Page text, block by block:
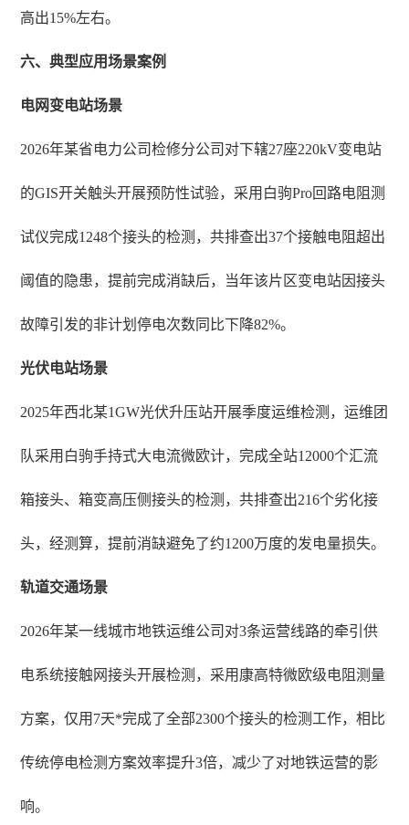
高出15%左右。
六、典型应用场景案例
电网变电站场景
2026年某省电力公司检修分公司对下辖27座220kV变电站
的GIS开关触头开展预防性试验，采用白驹Pro回路电阻测
试仪完成1248个接头的检测，共排查出37个接触电阻超出
阈值的隐患，提前完成消缺后，当年该片区变电站因接头
故障引发的非计划停电次数同比下降82%。
光伏电站场景
2025年西北某1GW光伏升压站开展季度运维检测，运维团
队采用白驹手持式大电流微欧计，完成全站12000个汇流
箱接头、箱变高压侧接头的检测，共排查出216个劣化接
头，经测算，提前消缺避免了约1200万度的发电量损失。
轨道交通场景
2026年某一线城市地铁运维公司对3条运营线路的牵引供
电系统接触网接头开展检测，采用康高特微欧级电阻测量
方案，仅用7天*完成了全部2300个接头的检测工作，相比
传统停电检测方案效率提升3倍，减少了对地铁运营的影
响。